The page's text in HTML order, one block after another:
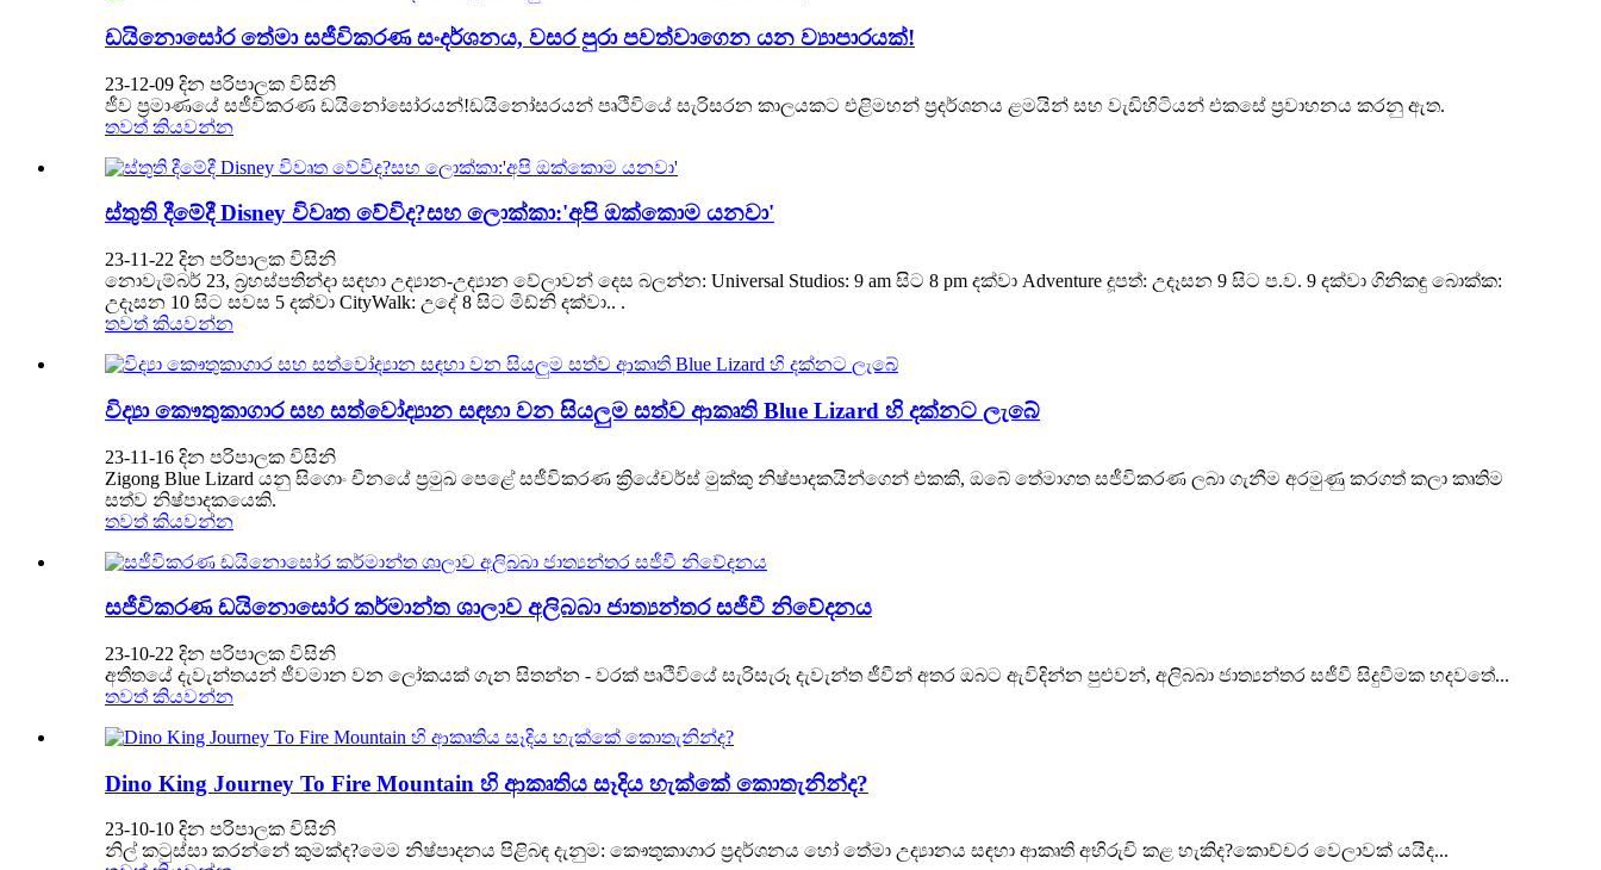
ඩයිනොසෝර තේමා සජීවිකරණ සංදර්ශනය, වසර පුරා පවත්වාගෙන යන ව්‍යාපාරයක්!
23-12-09 දින පරිපාලක විසිනි
ජීව ප්‍රමාණයේ සජීවිකරණ ඩයිනෝසෝරයන්!ඩයිනෝසරයන් පෘථිවියේ සැරිසරන කාලයකට එළිමහන් ප්‍රදර්ශනය ළමයින් සහ වැඩිහිටියන් එකසේ ප්‍රවාහනය කරනු ඇත.
තවත් කියවන්න
ස්තුති දීමේදී Disney විවෘත වේවිද?සහ ලොක්කා:'අපි ඔක්කොම යනවා'
23-11-22 දින පරිපාලක විසිනි
නොවැම්බර් 23, බ්‍රහස්පතින්දා සඳහා උද්‍යාන-උද්‍යාන වේලාවන් දෙස බලන්න: Universal Studios: 9 am සිට 8 pm දක්වා Adventure දූපත්: උදෑසන 9 සිට ප.ව. 9 දක්වා ගිනිකඳු බොක්ක:
උදෑසන 10 සිට සවස 5 දක්වා CityWalk: උදේ 8 සිට මිඩ්නි දක්වා.. .
තවත් කියවන්න
විද්‍යා කෞතුකාගාර සහ සත්වෝද්‍යාන සඳහා වන සියලුම සත්ව ආකෘති Blue Lizard හි දක්නට ලැබේ
23-11-16 දින පරිපාලක විසිනි
Zigong Blue Lizard යනු සිගොං චීනයේ ප්‍රමුඛ පෙළේ සජීවිකරණ ක්‍රියේචර්ස් මුක්කු නිෂ්පාදකයින්ගෙන් එකකි, ඔබේ තේමාගත සජීවිකරණ ලබා ගැනීම අරමුණු කරගත් කලා කෘතිම
සත්ව නිෂ්පාදකයෙකි.
තවත් කියවන්න
සජීවිකරණ ඩයිනොසෝර කර්මාන්ත ශාලාව අලිබබා ජාත්‍යන්තර සජීවී නිවේදනය
23-10-22 දින පරිපාලක විසිනි
අතීතයේ දැවැන්තයන් ජීවමාන වන ලෝකයක් ගැන සිතන්න - වරක් පෘථිවියේ සැරිසැරූ දැවැන්ත ජීවීන් අතර ඔබට ඇවිදින්න පුළුවන්, අලිබබා ජාත්‍යන්තර සජීවී සිදුවීමක හදවතේ...
තවත් කියවන්න
Dino King Journey To Fire Mountain හි ආකෘතිය සෑදිය හැක්කේ කොතැනින්ද?
23-10-10 දින පරිපාලක විසිනි
නිල් කටුස්සා කරන්නේ කුමක්ද?මෙම නිෂ්පාදනය පිළිබඳ දැනුම: කෞතුකාගාර ප්‍රදර්ශනය හෝ තේමා උද්‍යානය සඳහා ආකෘති අභිරුචි කළ හැකිද?කොච්චර වෙලාවක් යයිද...